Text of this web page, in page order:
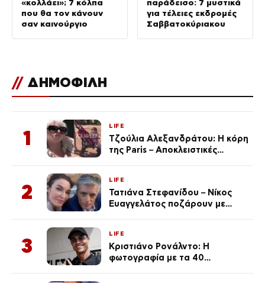
«κολλάει»; 7 κόλπα
που θα τον κάνουν
σαν καινούργιο
παράδεισο: 7 μυστικά
για τέλειες εκδρομές
Σαββατοκύριακου
// ΔΗΜΟΦΙΛΗ
1
LIFE
Τζούλια Αλεξανδράτου: Η κόρη
της Paris – Αποκλειστικές
2
LIFE
Τατιάνα Στεφανίδου – Νίκος
Ευαγγελάτος ποζάρουν με
3
LIFE
Κριστιάνο Ρονάλντο: Η
φωτογραφία με τα 40